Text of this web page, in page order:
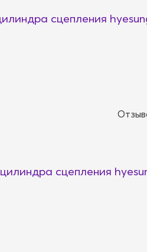
сцепления
сцепления